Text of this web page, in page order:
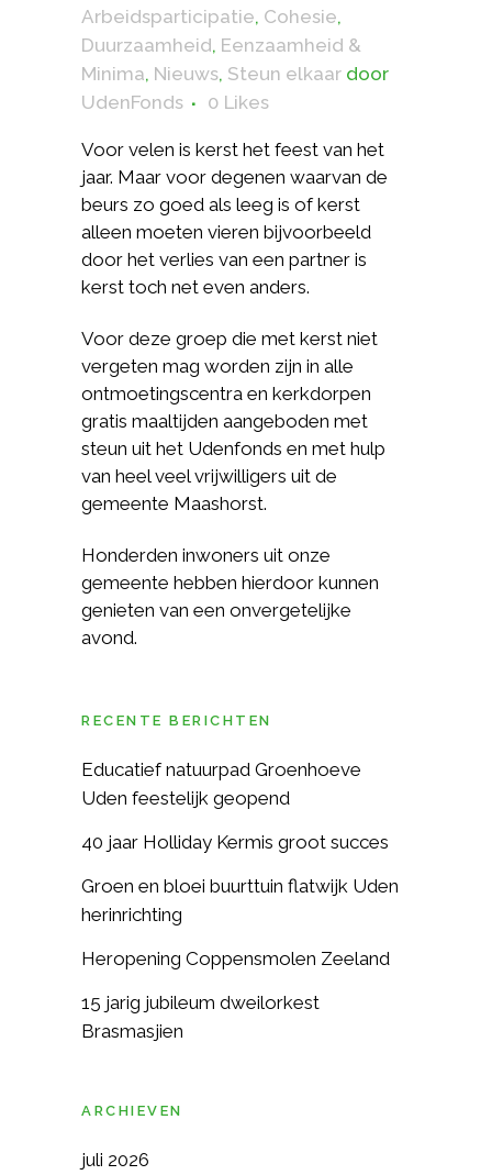
Arbeidsparticipatie, Cohesie,
Duurzaamheid, Eenzaamheid &
Minima, Nieuws, Steun elkaar door
UdenFonds
0 Likes
Voor velen is kerst het feest van het
jaar. Maar voor degenen waarvan de
beurs zo goed als leeg is of kerst
alleen moeten vieren bijvoorbeeld
door het verlies van een partner is
kerst toch net even anders.
Voor deze groep die met kerst niet
vergeten mag worden zijn in alle
ontmoetingscentra en kerkdorpen
gratis maaltijden aangeboden met
steun uit het Udenfonds en met hulp
van heel veel vrijwilligers uit de
gemeente Maashorst.
Honderden inwoners uit onze
gemeente hebben hierdoor kunnen
genieten van een onvergetelijke
avond.
RECENTE BERICHTEN
Educatief natuurpad Groenhoeve
Uden feestelijk geopend
40 jaar Holliday Kermis groot succes
Groen en bloei buurttuin flatwijk Uden
herinrichting
Heropening Coppensmolen Zeeland
15 jarig jubileum dweilorkest
Brasmasjien
ARCHIEVEN
juli 2026